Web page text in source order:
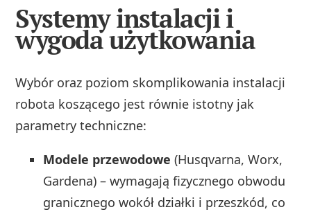
Systemy instalacji i
wygoda użytkowania
Wybór oraz poziom skomplikowania instalacji
robota koszącego jest równie istotny jak
parametry techniczne:
Modele przewodowe (Husqvarna, Worx,
Gardena) – wymagają fizycznego obwodu
granicznego wokół działki i przeszkód, co